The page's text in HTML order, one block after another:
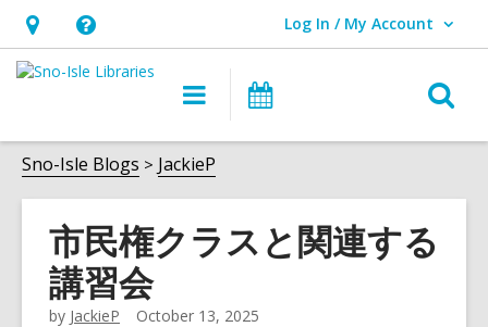
Hours
&
opens
an
overlay
Help,
opens
overlay
Log In / My Account
User Log In / My Account.
Main
navigation
Sno-Isle Blogs JackieP
市民権クラスと関連する
講習会
by JackieP October 13, 2025